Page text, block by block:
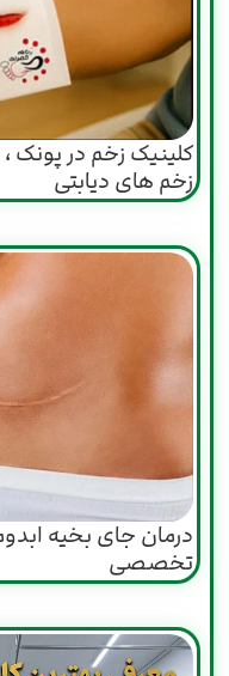
کلینیک زخم در پونک
زخم های دیابتی
درمان جای بخیه
تخصصی